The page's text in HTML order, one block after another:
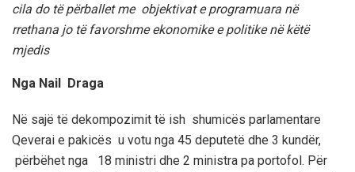
cila do të përballet me objektivat e programuara në
rrethana jo të favorshme ekonomike e politike në këtë
mjedis
Nga Nail Draga
Në sajë të dekompozimit të ish shumicës parlamentare
Qeverai e pakicës u votu nga 45 deputetë dhe 3 kundër,
përbëhet nga 18 ministri dhe 2 ministra pa portofol. Për